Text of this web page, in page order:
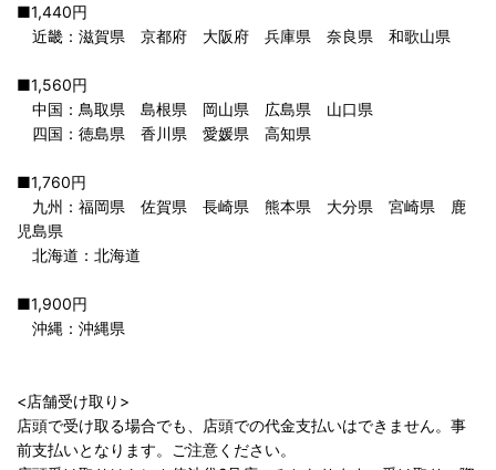
■1,440円
近畿：滋賀県 京都府 大阪府 兵庫県 奈良県 和歌山県
■1,560円
中国：鳥取県 島根県 岡山県 広島県 山口県
四国：徳島県 香川県 愛媛県 高知県
■1,760円
九州：福岡県 佐賀県 長崎県 熊本県 大分県 宮崎県 鹿
児島県
北海道：北海道
■1,900円
沖縄：沖縄県
<店舗受け取り>
店頭で受け取る場合でも、店頭での代金支払いはできません。事
前支払いとなります。ご注意ください。